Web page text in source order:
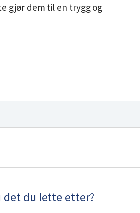
gjør dem til en trygg og
det du lette etter?